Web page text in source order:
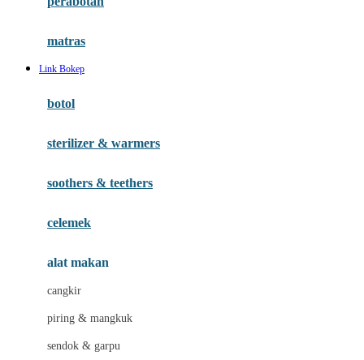
Hauck
Havaianas
Hybrid
I
Inlacta DHA
Ivenet
matras
Link Bokep
botol
sterilizer & warmers
soothers & teethers
celemek
alat makan
cangkir
piring & mangkuk
sendok & garpu